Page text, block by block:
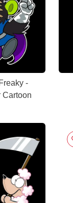
-
Cartoon